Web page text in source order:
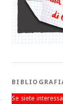
Se siete